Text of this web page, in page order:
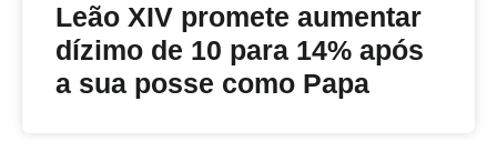
Leão XIV promete aumentar
dízimo de 10 para 14% após
a sua posse como Papa